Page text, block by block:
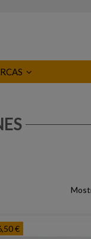
€